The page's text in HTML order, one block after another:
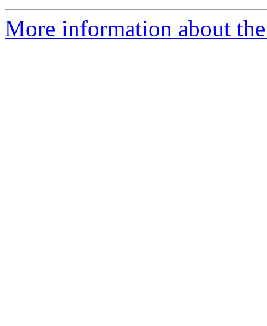
More information about